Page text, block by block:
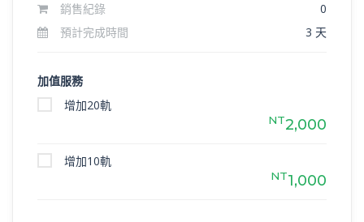
銷售紀錄
0
預計完成時間
3 天
加值服務
增加20軌
NT2,000
增加10軌
NT1,000